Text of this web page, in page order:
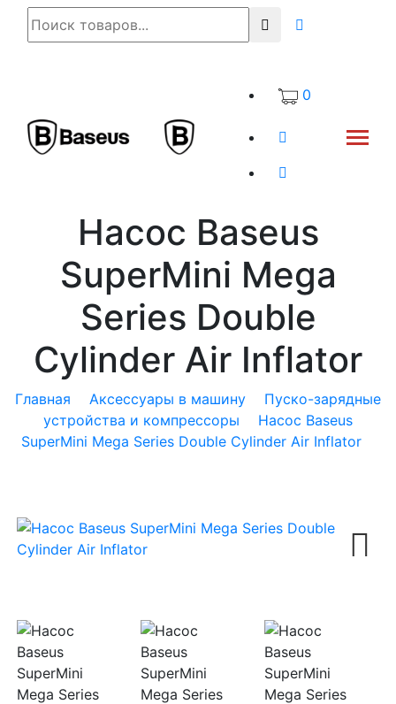
0
Насос Baseus
SuperMini Mega
Series Double
Cylinder Air Inflator
Главная Аксессуары в машину
Пуско-зарядные
устройства и компрессоры
Насос Baseus
SuperMini Mega Series Double Cylinder Air Inflator